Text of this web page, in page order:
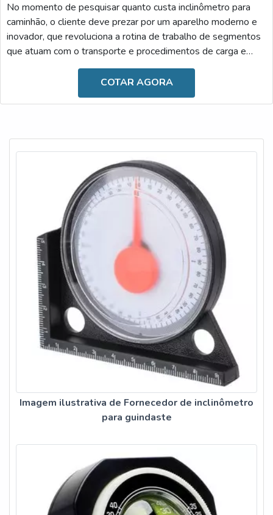
No momento de pesquisar quanto custa inclinômetro para
caminhão, o cliente deve prezar por um aparelho moderno e
inovador, que revoluciona a rotina de trabalho de segmentos
que atuam com o transporte e procedimentos de carga e
descarga. Desenvolvido com materiais de alta qualidade, ele
é resistente e versátil, podendo ser facilmente
manuseado.Diante dessas informações, é possível observar
COTAR AGORA
Imagem ilustrativa de Fornecedor de inclinômetro
para guindaste